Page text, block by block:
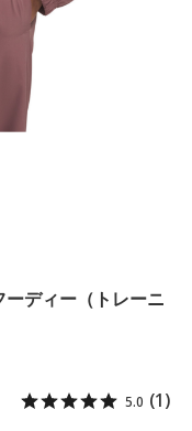
ディー（トレーニ
5.0 (1)